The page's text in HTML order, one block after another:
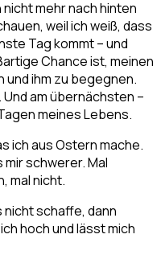
mehr nach hinten
weil ich weiß, dass
Tag kommt – und
Chance ist, meinen
ihm zu begegnen.
am übernächsten –
meines Lebens.
ich aus Ostern mache.
mir schwerer. Mal
mal nicht.
nicht schaffe, dann
hoch und lässt mich